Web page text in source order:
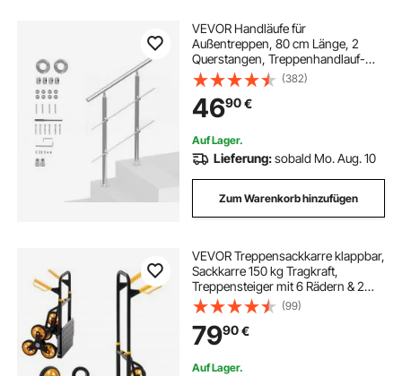
VEVOR Handläufe für
Außentreppen, 80 cm Länge, 2
Querstangen, Treppenhandlauf-
Set, Übergangsgeländer aus
Edelstahl mit Montagesatz,
doppelsäulige Treppenhandläufe für
Senioren, Veranda und Terrasse
(382)
4690€
Auf Lager.
Lieferung:sobald Mo. Aug. 10
Zum Warenkorb hinzufügen
VEVOR Treppensackkarre klappbar,
Sackkarre 150 kg Tragkraft,
Treppensteiger mit 6 Rädern & 2
Spanngurten, Transportkarre,
Treppenkarre, Stapelkarre, ideal für
Haushalt, Einkauf & Lager
(99)
7990€
Auf Lager.